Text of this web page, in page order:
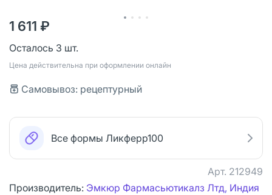
1 611 ₽
Осталось 3 шт.
Цена действительна при оформлении онлайн
Самовывоз: рецептурный
Все формы Ликферр100
Арт. 212949
Производитель: Эмкюр Фармасьютикалз Лтд, Индия